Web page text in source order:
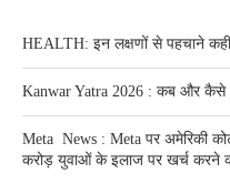
HEALTH: इन लक्षणों से पहचाने
Kanwar Yatra 2026 : कब और कैसे
Meta News : Meta पर अमेरिकी
करोड़ युवाओं के इलाज पर खर्च करने